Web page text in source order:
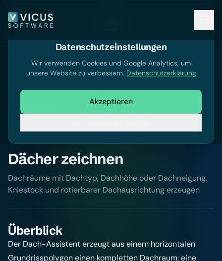
Dokumentation
Dokumentation durchsuchen
Dächer zeichnen
Dachräume mit Dachtyp, Dachhöhe oder Dachneigung,
Kniestock und rotierbarer Dachausrichtung erzeugen
Überblick
Der Dach-Assistent erzeugt aus einem horizontalen
Grundrisspolygon einen kompletten Dachraum: eine
Datenschutzeinstellungen
Wir verwenden Cookies und Google Analytics, um
unsere Website zu verbessern. Datenschutzerklärung
Akzeptieren